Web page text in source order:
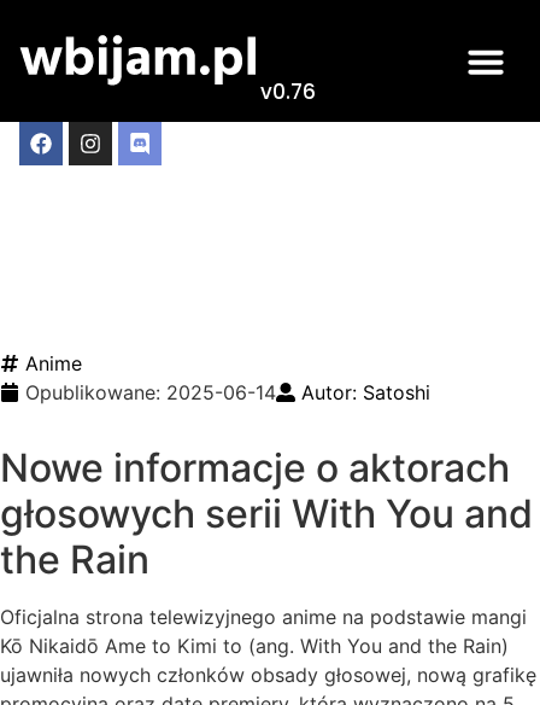
v0.76
Anime
Opublikowane: 2025-06-14 Autor: Satoshi
Nowe informacje o aktorach
głosowych serii With You and
the Rain
Oficjalna strona telewizyjnego anime na podstawie mangi
Kō Nikaidō Ame to Kimi to (ang. With You and the Rain)
ujawniła nowych członków obsady głosowej, nową grafikę